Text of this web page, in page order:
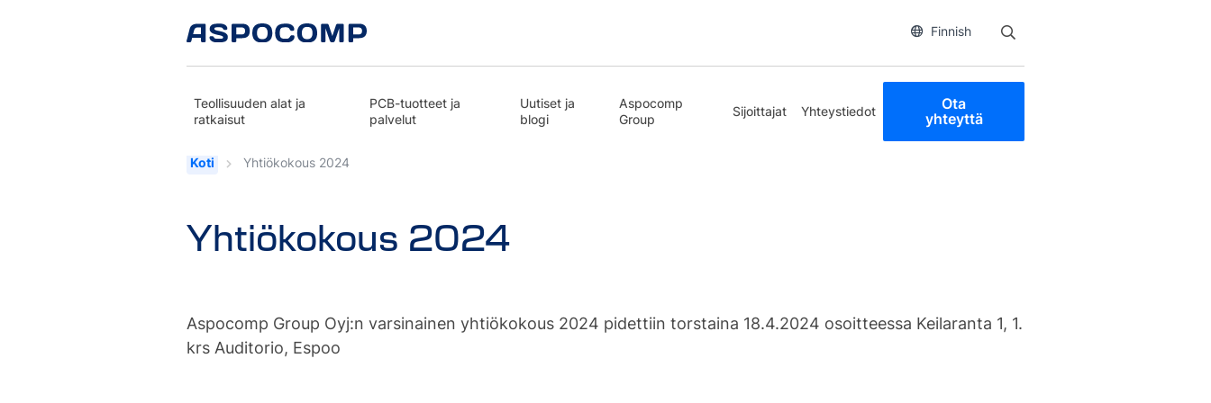
Finnish
Teollisuuden alat ja
ratkaisut
PCB-tuotteet ja
palvelut
Uutiset ja
blogi
Aspocomp
Group
Sijoittajat Yhteystiedot Ota
yhteyttä
Koti Yhtiökokous 2024
Yhtiökokous 2024
Aspocomp Group Oyj:n varsinainen yhtiökokous 2024 pidettiin torstaina 18.4.2024 osoitteessa Keilaranta 1, 1.
krs Auditorio, Espoo